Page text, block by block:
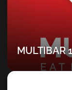
MULTIBAR